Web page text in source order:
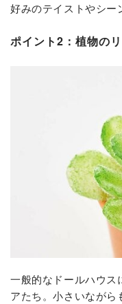
好みのテイストやシー
ポイント2：植物の
一般的なドールハウス
アたち。小さいなが